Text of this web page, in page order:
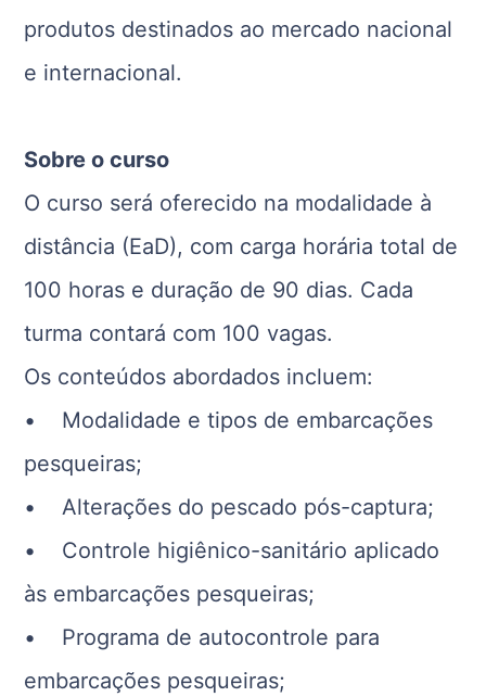
produtos destinados ao mercado nacional
e internacional.
Sobre o curso
O curso será oferecido na modalidade à
distância (EaD), com carga horária total de
100 horas e duração de 90 dias. Cada
turma contará com 100 vagas.
Os conteúdos abordados incluem:
• Modalidade e tipos de embarcações
pesqueiras;
• Alterações do pescado pós-captura;
• Controle higiênico-sanitário aplicado
às embarcações pesqueiras;
• Programa de autocontrole para
embarcações pesqueiras;